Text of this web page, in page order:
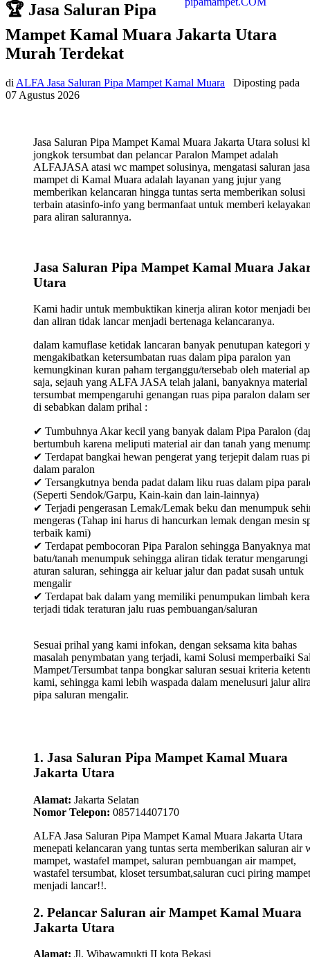
🏆 Jasa Saluran Pipa
Mampet Kamal Muara Jakarta Utara
Murah Terdekat
di ALFA Jasa Saluran Pipa Mampet Kamal Muara
Diposting pada
07 Agustus 2026
Jasa Saluran Pipa Mampet Kamal Muara Jakarta Utara solusi
jongkok tersumbat dan pelancar Paralon Mampet adalah
ALFAJASA atasi wc mampet solusinya, mengatasi saluran jasa
mampet di Kamal Muara adalah layanan yang jujur yang
memberikan kelancaran hingga tuntas serta memberikan solusi
terbain atasinfo-info yang bermanfaat untuk memberi
para aliran salurannya.
Jasa Saluran Pipa Mampet Kamal Muara
Utara
Kami hadir untuk membuktikan kinerja aliran kotor menjadi
dan aliran tidak lancar menjadi bertenaga kelancaranya.
dalam kamuflase ketidak lancaran banyak penutupan kategori
mengakibatkan ketersumbatan ruas dalam pipa paralon yan
kemungkinan kuran paham terganggu/tersebab oleh material
saja, sejauh yang ALFA JASA telah jalani, banyaknya material
tersumbat mempengaruhi genangan ruas pipa paralon dalam
di sebabkan dalam prihal :
✔ Tumbuhnya Akar kecil yang banyak dalam Pipa Paralon
bertumbuh karena meliputi material air dan tanah yang
✔ Terdapat bangkai hewan pengerat yang terjepit dalam ruas
dalam paralon
✔ Tersangkutnya benda padat dalam liku ruas dalam pipa
(Seperti Sendok/Garpu, Kain-kain dan lain-lainnya)
✔ Terjadi pengerasan Lemak/Lemak beku dan menumpuk
mengeras (Tahap ini harus di hancurkan lemak dengan mesin
terbaik kami)
✔ Terdapat pembocoran Pipa Paralon sehingga Banyaknya
batu/tanah menumpuk sehingga aliran tidak teratur mengarungi
aturan saluran, sehingga air keluar jalur dan padat susah untuk
mengalir
✔ Terdapat bak dalam yang memiliki penumpukan limbah
terjadi tidak teraturan jalu ruas pembuangan/saluran
Sesuai prihal yang kami infokan, dengan seksama kita bahas
masalah penymbatan yang terjadi, kami Solusi memperbaiki
Mampet/Tersumbat tanpa bongkar saluran sesuai kriteria
kami, sehingga kami lebih waspada dalam menelusuri jalur
pipa saluran mengalir.
1. Jasa Saluran Pipa Mampet Kamal Muara
Jakarta Utara
Alamat: Jakarta Selatan
Nomor Telepon: 085714407170
ALFA Jasa Saluran Pipa Mampet Kamal Muara Jakarta Utara
menepati kelancaran yang tuntas serta memberikan saluran air
mampet, wastafel mampet, saluran pembuangan air mampet,
wastafel tersumbat, kloset tersumbat,saluran cuci piring mampet
menjadi lancar!!.
2. Pelancar Saluran air Mampet Kamal Muara
Jakarta Utara
Alamat: Jl. Wibawamukti II kota Bekasi